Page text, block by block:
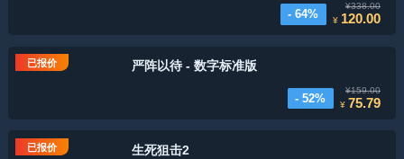
- 64%
¥338.00
¥ 120.00
已报价 严阵以待 - 数字标准版
- 52%
¥159.00
¥ 75.79
已报价 生死狙击2